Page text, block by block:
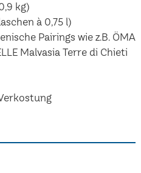
kg)
à 0,75 l)
Pairings wie z.B. ÖMA
Malvasia Terre di Chieti